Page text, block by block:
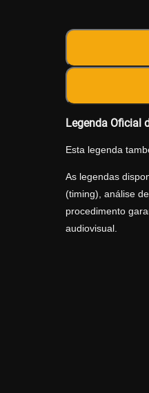
Legenda Oficial
Esta legenda
As legendas
(timing), análise
procedimento
audiovisual.